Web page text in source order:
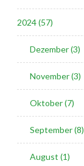
2024 (57)
Dezember (3)
November (3)
Oktober (7)
September (8)
August (1)